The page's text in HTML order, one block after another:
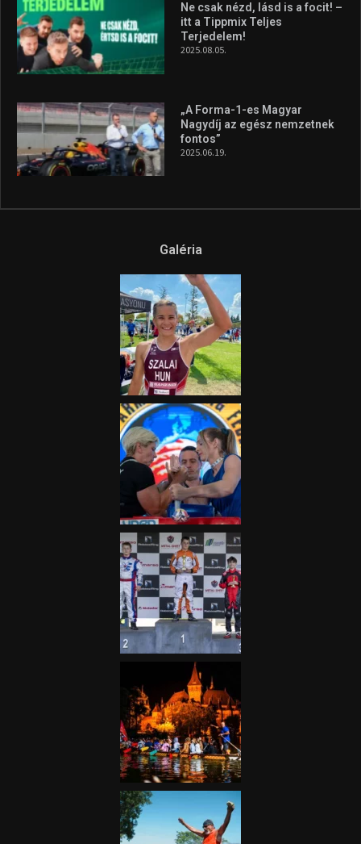
Ne csak nézd, lásd is a focit! –
itt a Tippmix Teljes
Terjedelem!
2025.08.05.
„A Forma-1-es Magyar
Nagydíj az egész nemzetnek
fontos”
2025.06.19.
Galéria